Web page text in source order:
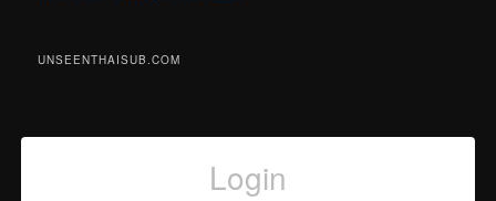
UNSEENTHAISUB.COM
Login